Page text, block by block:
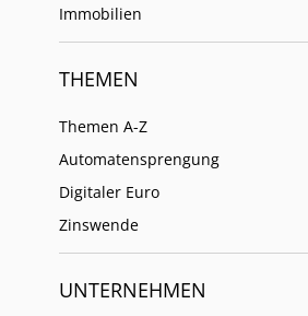
Immobilien
THEMEN
Themen A-Z
Automatensprengung
Digitaler Euro
Zinswende
UNTERNEHMEN